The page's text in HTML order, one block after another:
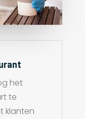
het
te
klanten